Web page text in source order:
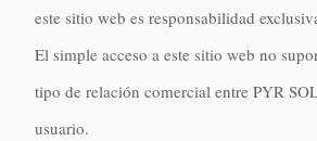
este sitio web es responsabilidad
El simple acceso a este sitio web no
tipo de relación comercial entre PYR
usuario.